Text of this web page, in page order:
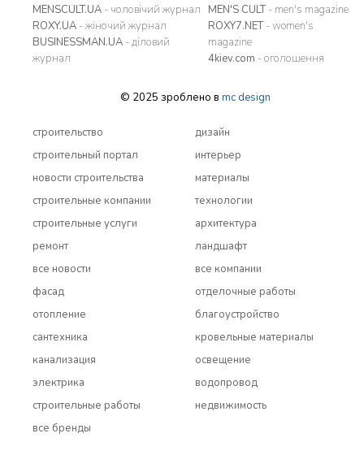
MENSCULT.UA - чоловічий журнал
ROXY.UA - жіночий журнал
BUSINESSMAN.UA - діловий
журнал
MEN'S CULT- men's magazine
ROXY7.NET- women's
magazine
4kiev.com - оголошення
© 2025 зроблено в mc design
строительство
строительный портал
новости строительства
строительные компании
строительные услуги
ремонт
все новости
дизайн
интерьер
материалы
технологии
архитектура
ландшафт
все компании
фасад
отопление
сантехника
канализация
электрика
строительные работы
все бренды
отделочные работы
благоустройство
кровельные материалы
освещение
водопровод
недвижимость